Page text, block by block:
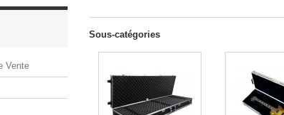
Vente
Sous-catégories